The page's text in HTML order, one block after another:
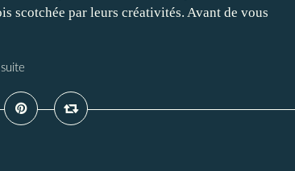
scotchée par leurs créativités. Avant de vous